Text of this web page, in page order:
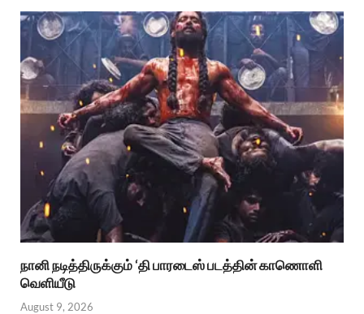
நானி நடித்திருக்கும் ‘தி பாரடைஸ் படத்தின் காணொளி
வெளியீடு
August 9, 2026